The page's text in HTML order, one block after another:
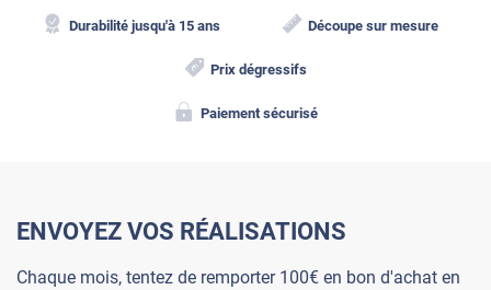
Durabilité jusqu'à 15 ans Découpe sur mesure
Prix dégressifs
Paiement sécurisé
ENVOYEZ VOS RÉALISATIONS
Chaque mois, tentez de remporter 100€ en bon d'achat en